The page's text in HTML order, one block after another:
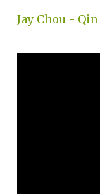
Jay Chou -